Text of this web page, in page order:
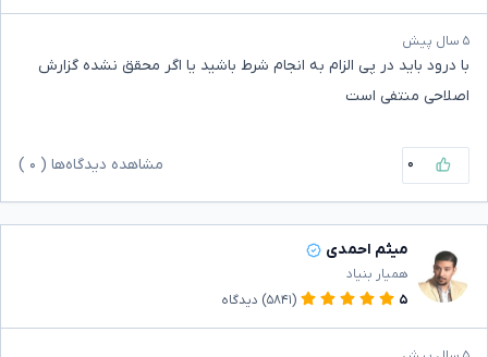
۵ سال پیش
با درود باید در پی الزام به انجام شرط باشید یا اگر محقق نشده گزارش
اصلاحی منتفی است
۰ مشاهده دیدگاه‌ها ( ۰
میثم احمدی
همیار بنیاد
۵
(۵۸۴۱) دیدگاه